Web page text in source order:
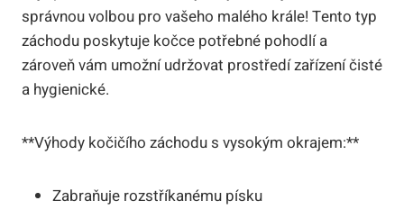
správnou volbou pro vašeho malého krále! Tento typ
záchodu poskytuje kočce potřebné pohodlí a
zároveň vám umožní udržovat prostředí zařízení čisté
a hygienické.
**Výhody kočičího záchodu s vysokým okrajem:**
Zabraňuje rozstříkanému písku